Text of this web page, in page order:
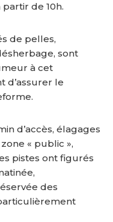
de 10h.
de pelles,
sont
à cet
d’assurer le
d’accès, élagages
« public »,
pistes ont figurés
des